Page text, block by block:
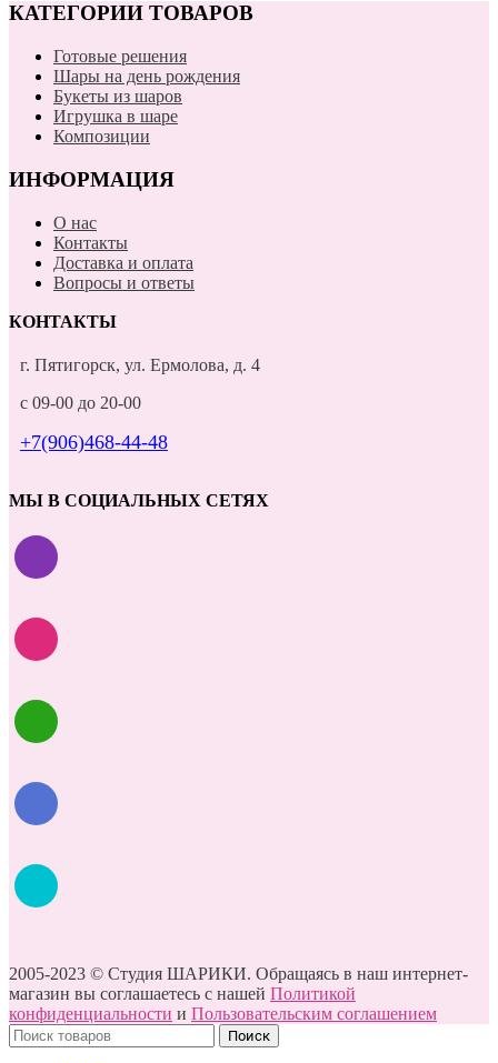
КАТЕГОРИИ ТОВАРОВ
Готовые решения
Шары на день рождения
Букеты из шаров
Игрушка в шаре
Композиции
ИНФОРМАЦИЯ
О нас
Контакты
Доставка и оплата
Вопросы и ответы
КОНТАКТЫ
г. Пятигорск, ул. Ермолова, д. 4
с 09-00 до 20-00
+7(906)468-44-48
МЫ В СОЦИАЛЬНЫХ СЕТЯХ
2005-2023 © Студия ШАРИКИ. Обращаясь в наш интернет-
магазин вы соглашаетесь с нашей Политикой
конфиденциальности и Пользовательским соглашением
Поиск